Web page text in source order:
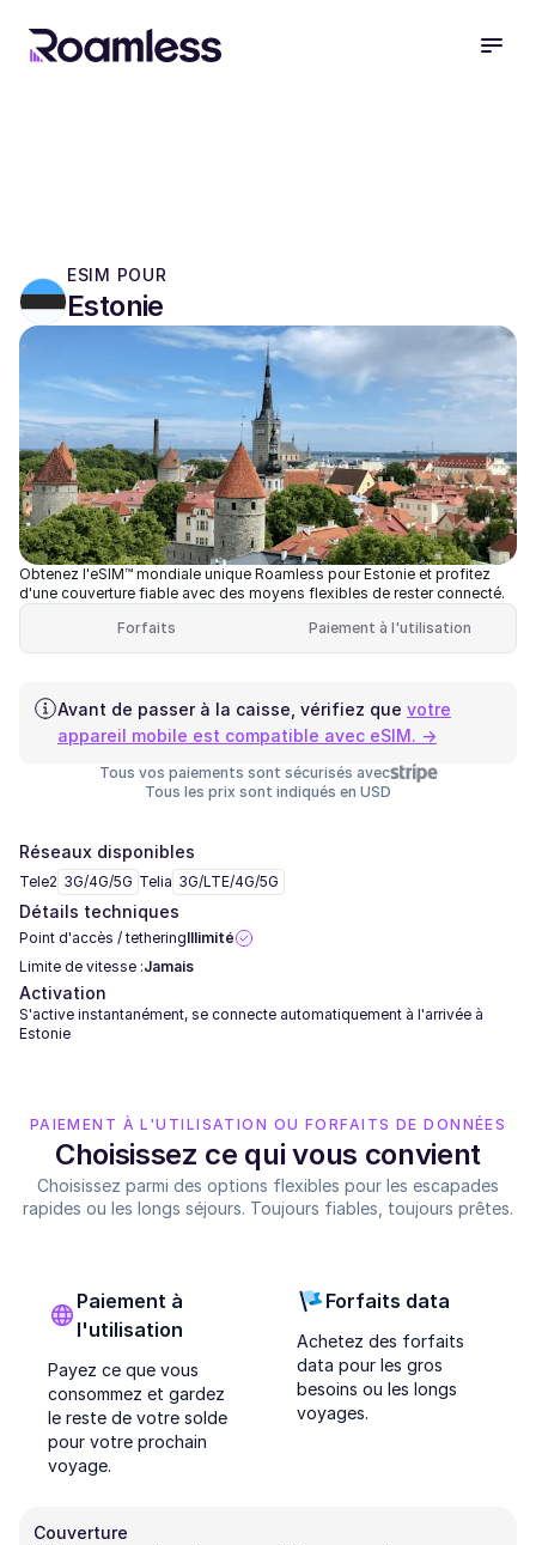
ESIM POUR
Estonie
Obtenez l'eSIM™ mondiale unique Roamless pour Estonie et profitez
d'une couverture fiable avec des moyens flexibles de rester connecté.
Forfaits
Paiement à l'utilisation
Avant de passer à la caisse, vérifiez que votre
appareil mobile est compatible avec eSIM. →
Tous vos paiements sont sécurisés avec
Tous les prix sont indiqués en USD
Réseaux disponibles
Tele2 3G/4G/5G Telia 3G/LTE/4G/5G
Détails techniques
Point d'accès / tetheringIllimité
Limite de vitesse :Jamais
Activation
S'active instantanément, se connecte automatiquement à l'arrivée à
Estonie
PAIEMENT À L'UTILISATION OU FORFAITS DE DONNÉES
Choisissez ce qui vous convient
Choisissez parmi des options flexibles pour les escapades
rapides ou les longs séjours. Toujours fiables, toujours prêtes.
Paiement à
l'utilisation
Payez ce que vous
consommez et gardez
le reste de votre solde
pour votre prochain
voyage.
Forfaits data
Achetez des forfaits
data pour les gros
besoins ou les longs
voyages.
Couverture